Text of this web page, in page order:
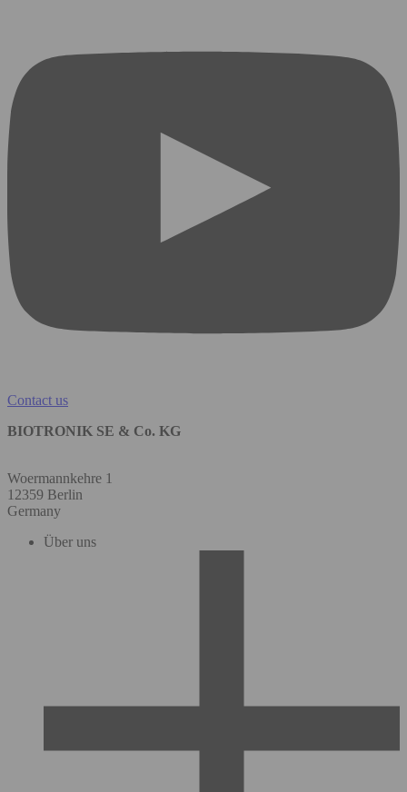
Contact us
BIOTRONIK SE & Co. KG
Woermannkehre 1
12359 Berlin
Germany
Über uns